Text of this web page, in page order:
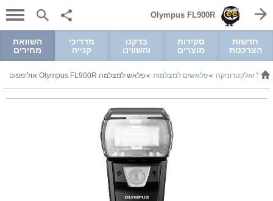
Olympus FL900R
חדשות
הצרכנות
סקירות
מוצרים
בדקנו
והשווינו
מדריכי
קנייה
השוואת
מחירים
ואלקטרוניקה >פלאשים למצלמות >פלאש למצלמה Olympus FL900R אולימפוס